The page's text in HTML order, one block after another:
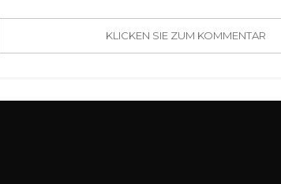
KLICKEN SIE ZUM KOMMENTAR